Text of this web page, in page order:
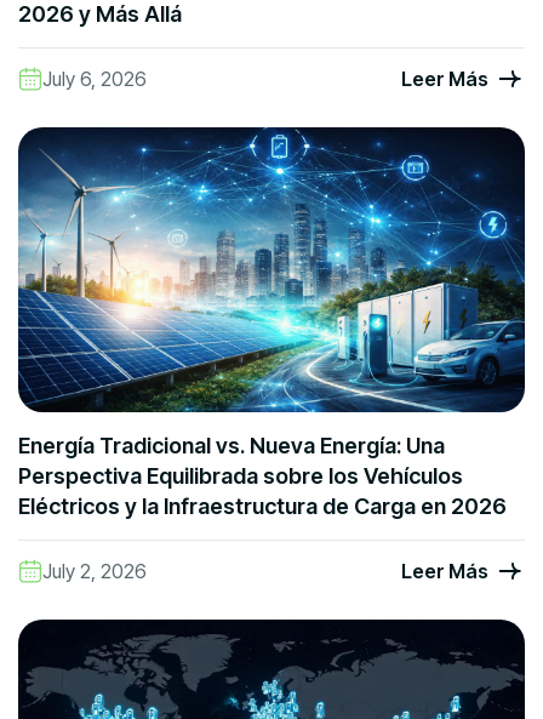
2026 y Más Allá
July 6, 2026 Leer Más
Energía Tradicional vs. Nueva Energía: Una
Perspectiva Equilibrada sobre los Vehículos
Eléctricos y la Infraestructura de Carga en 2026
July 2, 2026 Leer Más